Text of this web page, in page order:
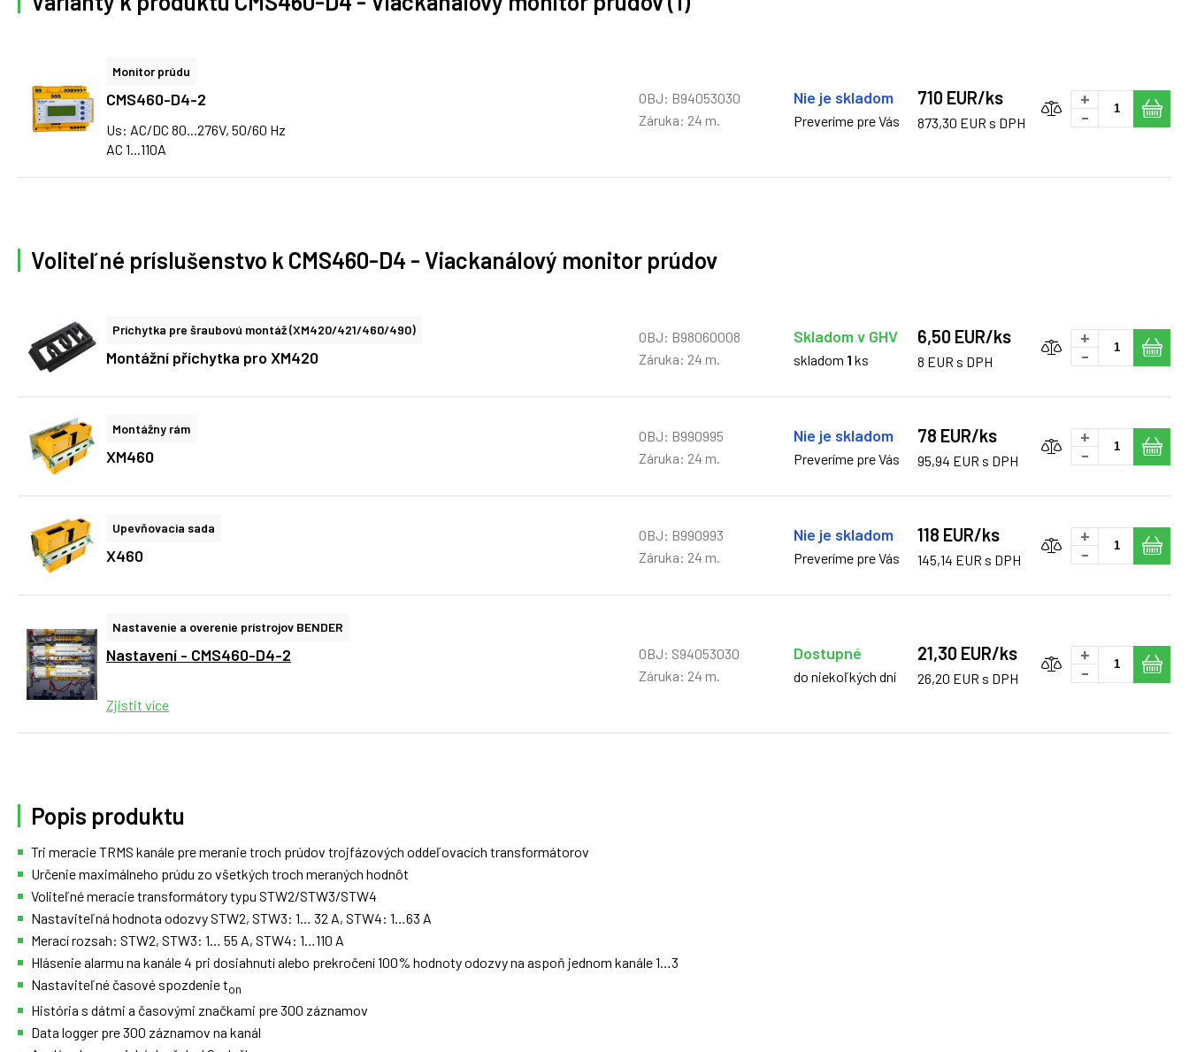
Monitor prúdu
CMS460-D4-2
Us: AC/DC 80...276V, 50/60 Hz
AC 1...110A
OBJ: B94053030
Záruka: 24 m.
Nie je skladom
Preveríme pre Vás
710 EUR/ks
873,30 EUR s DPH
+
-
Voliteľné príslušenstvo k CMS460-D4 - Viackanálový monitor prúdov
Príchytka pre šraubovú montáž (XM420/421/460/490)
Montážní příchytka pro XM420
OBJ: B98060008
Záruka: 24 m.
Skladom v GHV
skladom 1 ks
6,50 EUR/ks
8 EUR s DPH
+
-
Montážny rám
XM460
OBJ: B990995
Záruka: 24 m.
Nie je skladom
Preveríme pre Vás
78 EUR/ks
95,94 EUR s DPH
+
-
Upevňovacia sada
X460
OBJ: B990993
Záruka: 24 m.
Nie je skladom
Preveríme pre Vás
118 EUR/ks
145,14 EUR s DPH
+
-
Nastavenie a overenie prístrojov BENDER
Nastavení - CMS460-D4-2
Zjistit více
OBJ: S94053030
Záruka: 24 m.
Dostupné
do niekoľkých dní
21,30 EUR/ks
26,20 EUR s DPH
+
-
Popis produktu
Tri meracie TRMS kanále pre meranie troch prúdov trojfázových oddeľovacích transformátorov
Určenie maximálneho prúdu zo všetkých troch meraných hodnôt
Voliteľné meracie transformátory typu STW2/STW3/STW4
Nastaviteľná hodnota odozvy STW2, STW3: 1… 32 A, STW4: 1…63 A
Merací rozsah: STW2, STW3: 1… 55 A, STW4: 1…110 A
Hlásenie alarmu na kanále 4 pri dosiahnutí alebo prekročení 100% hodnoty odozvy na aspoň jednom kanále 1…3
Nastaviteľné časové spozdenie ton
História s dátmi a časovými značkami pre 300 záznamov
Data logger pre 300 záznamov na kanál